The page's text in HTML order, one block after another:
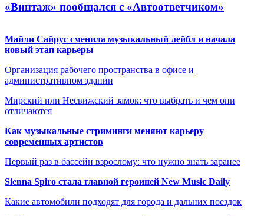
«Винтаж» пообщался с «Автоответчиком»
Майли Сайрус сменила музыкальный лейбл и начала
новый этап карьеры
Организация рабочего пространства в офисе и
административном здании
Мирский или Несвижский замок: что выбрать и чем они
отличаются
Как музыкальные стриминги меняют карьеру
современных артистов
Первый раз в бассейн взрослому: что нужно знать заранее
Sienna Spiro стала главной героиней New Music Daily
Какие автомобили подходят для города и дальних поездок